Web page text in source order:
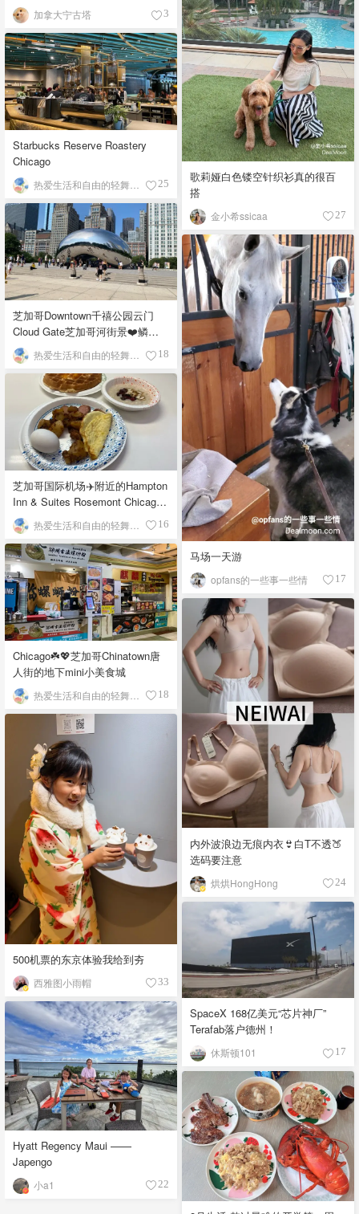
加拿大宁古塔 3
歌莉娅白色镂空针织衫真的很百
搭
金小希ssicaa 27
Starbucks Reserve Roastery
Chicago
25
芝加哥Downtown千禧公园云门
Cloud Gate芝加哥河街景❤️鳞次
栉比的高楼
18
马场一天游
opfans的一些事一些情 17
芝加哥国际机场✈️附近的Hampton
Inn & Suites Rosemont Chicago
O'Hare自助早餐
16
Chicago☘️💖芝加哥Chinatown唐
人街的地下mini小美食城
18
内外波浪边无痕内衣👙白T不透🍑
选码要注意
烘烘HongHong 24
500机票的东京体验我给到夯
西雅图小雨帽 33
SpaceX 168亿美元“芯片神厂”
Terafab落户德州！
休斯顿101 17
Hyatt Regency Maui ——
Japengo
小a1 22